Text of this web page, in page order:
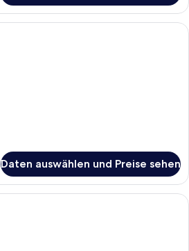
# 4 Micro Sweet | Bügeleisen/
Daten auswählen und Preise sehen
Ein Schlafraum im Schlafsalstil mit